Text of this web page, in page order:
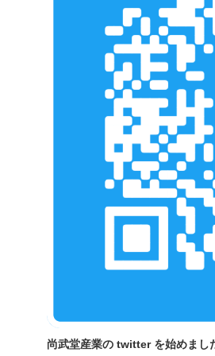
尚武堂産業の twitter を始めまし